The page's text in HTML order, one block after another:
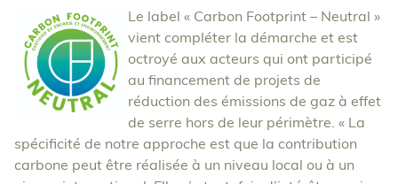
Le label « Carbon Footprint – Neutral »
vient compléter la démarche et est
octroyé aux acteurs qui ont participé
au financement de projets de
réduction des émissions de gaz à effet
de serre hors de leur périmètre. « La
spécificité de notre approche est que la contribution
carbone peut être réalisée à un niveau local ou à un